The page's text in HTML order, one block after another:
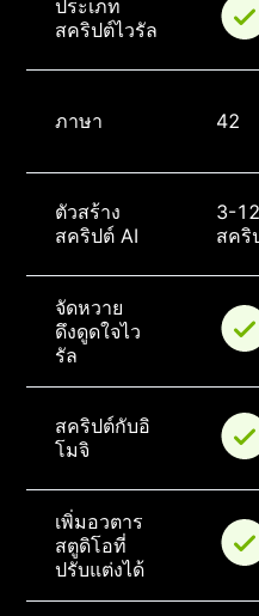
ประเภท
สคริปต์ไวรัล
ภาษา 42
ตัวสร้าง
สคริปต์ AI
3-12
สคริ
จัดหวาย
ดึงดูดใจไว
รัล
สคริปต์กับอิ
โมจิ
เพิ่มอวตาร
สตูดิโอที่
ปรับแต่งได้